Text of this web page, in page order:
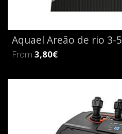
Aquael Areão de rio 3-
From 3,80€